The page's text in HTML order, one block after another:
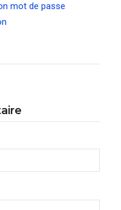
mot de passe